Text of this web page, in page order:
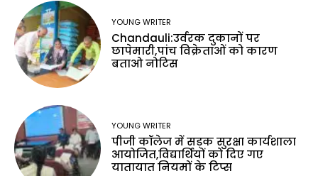
YOUNG WRITER
Chandauli:उर्वरक दुकानों पर
छापेमारी,पांच विक्रेताओं को कारण
बताओ नोटिस
YOUNG WRITER
पीजी कॉलेज में सड़क सुरक्षा कार्यशाला
आयोजित,विद्यार्थियों को दिए गए
यातायात नियमों के टिप्स